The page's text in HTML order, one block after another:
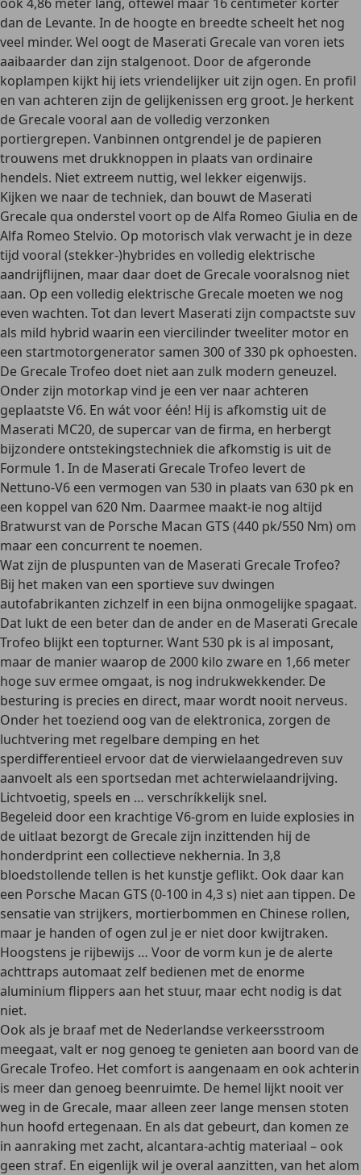
dan de Levante. In de hoogte en breedte scheelt het nog
veel minder. Wel oogt de Maserati Grecale van voren iets
aaibaarder dan zijn stalgenoot. Door de afgeronde
koplampen kijkt hij iets vriendelijker uit zijn ogen. En profil
en van achteren zijn de gelijkenissen erg groot. Je herkent
de Grecale vooral aan de volledig verzonken
portiergrepen. Vanbinnen ontgrendel je de papieren
trouwens met drukknoppen in plaats van ordinaire
hendels. Niet extreem nuttig, wel lekker eigenwijs.
Kijken we naar de techniek, dan bouwt de Maserati
Grecale qua onderstel voort op de Alfa Romeo Giulia en de
Alfa Romeo Stelvio. Op motorisch vlak verwacht je in deze
tijd vooral (stekker-)hybrides en volledig elektrische
aandrijflijnen, maar daar doet de Grecale vooralsnog niet
aan. Op een volledig elektrische Grecale moeten we nog
even wachten. Tot dan levert Maserati zijn compactste suv
als mild hybrid waarin een viercilinder tweeliter motor en
een startmotorgenerator samen 300 of 330 pk ophoesten.
De Grecale Trofeo doet niet aan zulk modern geneuzel.
Onder zijn motorkap vind je een ver naar achteren
geplaatste V6. En wát voor één! Hij is afkomstig uit de
Maserati MC20, de supercar van de firma, en herbergt
bijzondere ontstekingstechniek die afkomstig is uit de
Formule 1. In de Maserati Grecale Trofeo levert de
Nettuno-V6 een vermogen van 530 in plaats van 630 pk en
een koppel van 620 Nm. Daarmee maakt-ie nog altijd
Bratwurst van de Porsche Macan GTS (440 pk/550 Nm) om
maar een concurrent te noemen.
Wat zijn de pluspunten van de Maserati Grecale Trofeo?
Bij het maken van een sportieve suv dwingen
autofabrikanten zichzelf in een bijna onmogelijke spagaat.
Dat lukt de een beter dan de ander en de Maserati Grecale
Trofeo blijkt een topturner. Want 530 pk is al imposant,
maar de manier waarop de 2000 kilo zware en 1,66 meter
hoge suv ermee omgaat, is nog indrukwekkender. De
besturing is precies en direct, maar wordt nooit nerveus.
Onder het toeziend oog van de elektronica, zorgen de
luchtvering met regelbare demping en het
sperdifferentieel ervoor dat de vierwielaangedreven suv
aanvoelt als een sportsedan met achterwielaandrijving.
Lichtvoetig, speels en … verschríkkelijk snel.
Begeleid door een krachtige V6-grom en luide explosies in
de uitlaat bezorgt de Grecale zijn inzittenden hij de
honderdprint een collectieve nekhernia. In 3,8
bloedstollende tellen is het kunstje geflikt. Ook daar kan
een Porsche Macan GTS (0-100 in 4,3 s) niet aan tippen. De
sensatie van strijkers, mortierbommen en Chinese rollen,
maar je handen of ogen zul je er niet door kwijtraken.
Hoogstens je rijbewijs … Voor de vorm kun je de alerte
achttraps automaat zelf bedienen met de enorme
aluminium flippers aan het stuur, maar echt nodig is dat
niet.
Ook als je braaf met de Nederlandse verkeersstroom
meegaat, valt er nog genoeg te genieten aan boord van de
Grecale Trofeo. Het comfort is aangenaam en ook achterin
is meer dan genoeg beenruimte. De hemel lijkt nooit ver
weg in de Grecale, maar alleen zeer lange mensen stoten
hun hoofd ertegenaan. En als dat gebeurt, dan komen ze
in aanraking met zacht, alcantara-achtig materiaal – ook
geen straf. En eigenlijk wil je overal aanzitten, van het alom